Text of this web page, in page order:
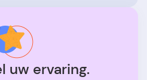
uw ervaring.